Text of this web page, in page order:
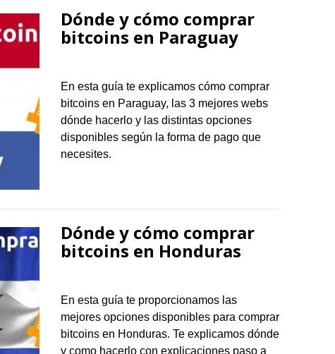
Dónde y cómo comprar
bitcoins en Paraguay
En esta guía te explicamos cómo comprar
bitcoins en Paraguay, las 3 mejores webs
dónde hacerlo y las distintas opciones
disponibles según la forma de pago que
necesites.
Dónde y cómo comprar
bitcoins en Honduras
En esta guía te proporcionamos las
mejores opciones disponibles para comprar
bitcoins en Honduras. Te explicamos dónde
y como hacerlo con explicaciones paso a